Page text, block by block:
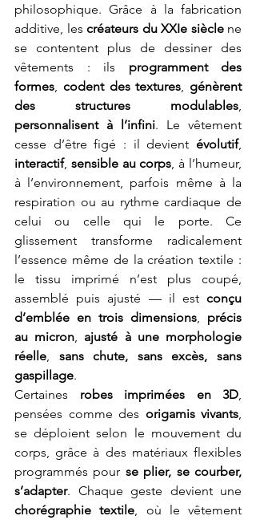
philosophique. Grâce à la fabrication
additive, les créateurs du XXIe siècle ne
se contentent plus de dessiner des
vêtements : ils programment des
formes codent des textures
génèrent
des structures modulables
personnalisent à l’infini. Le vêtement
cesse d’être figé : il devient évolutif
interactif, sensible au corps , à l’humeur,
à l’environnement, parfois même à la
respiration ou au rythme cardiaque de
celui ou celle qui le porte. Ce
glissement transforme radicalement
l’essence même de la création textile :
le tissu imprimé n’est plus coupé,
assemblé puis ajusté — il est conçu
d’emblée en trois dimensions
précis
au micron
ajusté à une morphologie
réelle
sans chute, sans excès, sans
gaspillage.
Certaines robes imprimées en 3D
pensées comme des origamis vivants
se déploient selon le mouvement du
corps, grâce à des matériaux flexibles
programmés pour se plier, se courber,
s’adapter
chorégraphie textile , où le vêtement